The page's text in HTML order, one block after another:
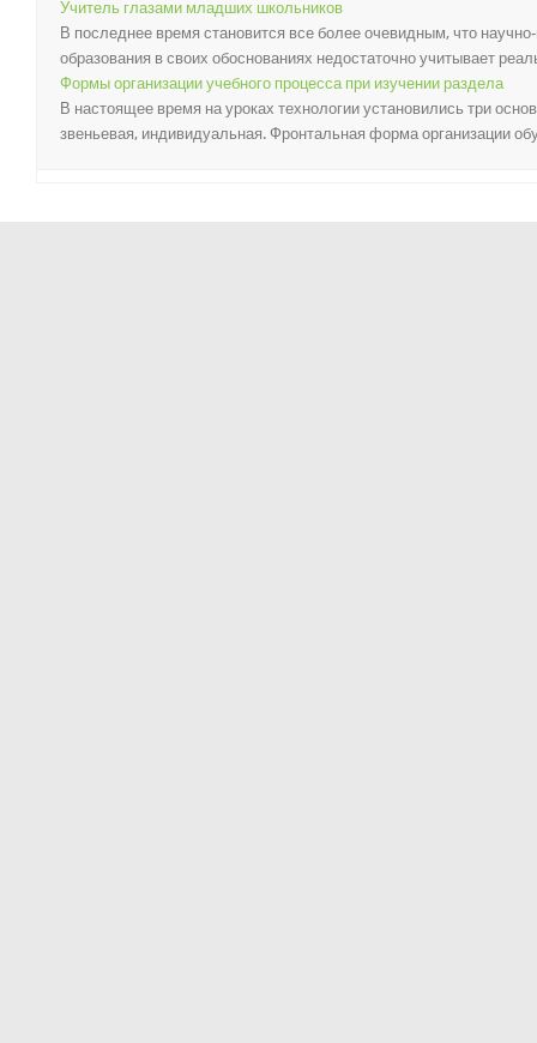
Учитель глазами младших школьников
В последнее время становится все более очевидным, что
образования в своих обоснованиях недостаточно учитывает
Формы организации учебного процесса при изучении раздела
В настоящее время на уроках технологии установились три
звеньевая, индивидуальная. Фронтальная форма организации